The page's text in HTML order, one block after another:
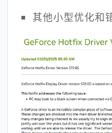
其他小型优化和